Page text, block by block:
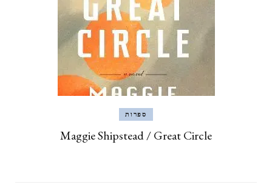
ספרות
Maggie Shipstead / Great Circle